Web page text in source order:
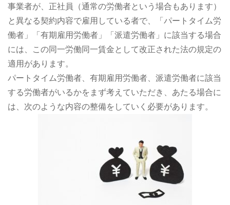
事業者が、正社員（通常の労働者という場合もあります）
と異なる契約内容で雇用している者で、「パートタイム労
働者」「有期雇用労働者」「派遣労働者」に該当する場合
には、この同一労働同一賃金として改正された法の規定の
適用があります。
パートタイム労働者、有期雇用労働者、派遣労働者に該当
する労働者がいるかをまず考えていただき、あたる場合に
は、次のような内容の整備をしていく必要があります。